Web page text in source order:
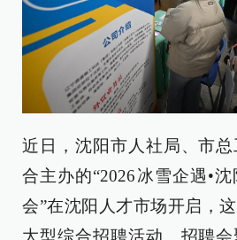
近日，沈阳市人社局、市
合主办的“2026冰雪企遇•
会”在沈阳人才市场开启，
大型综合招聘活动。招聘